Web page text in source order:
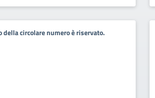
della circolare numero è riservato.